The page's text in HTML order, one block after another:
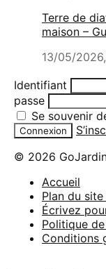
Terre de
maison –
13/05/
Identifiant
passe
Se souvenir
© 2026
Accueil
Plan du
Écrivez
Politique
Conditions